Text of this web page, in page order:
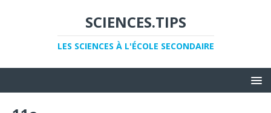
SCIENCES.TIPS
LES SCIENCES À L'ÉCOLE SECONDAIRE